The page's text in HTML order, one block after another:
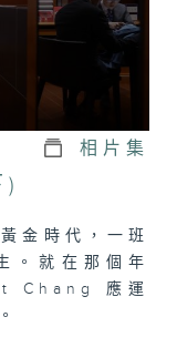
相片集
金時代，一班
。就在那個年
Chang 應運